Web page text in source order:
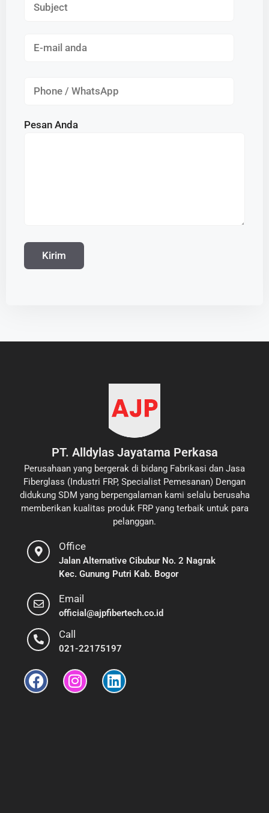
Pesan Anda
PT. Alldylas Jayatama Perkasa
Perusahaan yang bergerak di bidang Fabrikasi dan Jasa
Fiberglass (Industri FRP, Specialist Pemesanan) Dengan
didukung SDM yang berpengalaman kami selalu berusaha
memberikan kualitas produk FRP yang terbaik untuk para
pelanggan.
Office
Jalan Alternative Cibubur No. 2 Nagrak
Kec. Gunung Putri Kab. Bogor
Email
official@ajpfibertech.co.id
Call
021-22175197